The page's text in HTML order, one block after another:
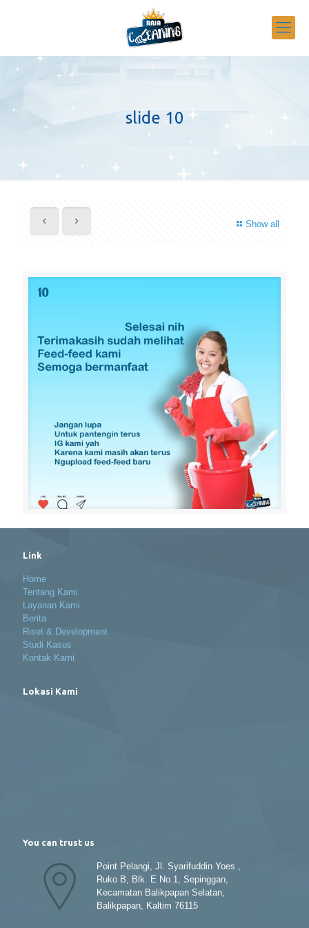
slide 10
Show all
Link
Home
Tentang Kami
Layanan Kami
Berita
Riset & Development
Studi Kasus
Kontak Kami
Lokasi Kami
You can trust us
Point Pelangi, Jl. Syarifuddin Yoes ,
Ruko B, Blk. E No.1, Sepinggan,
Kecamatan Balikpapan Selatan,
Balikpapan, Kaltim 76115